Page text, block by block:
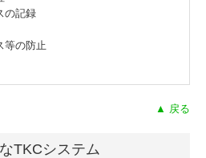
の記録
等の防止
▲ 戻る
TKCシステム